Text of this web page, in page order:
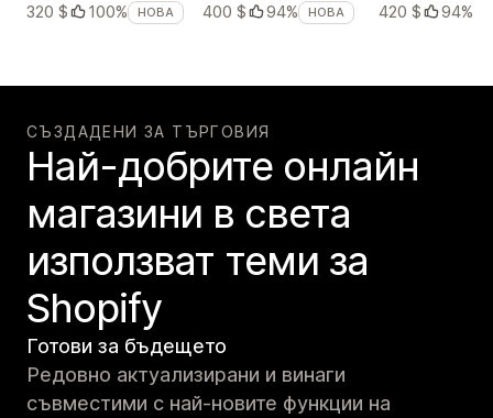
320 $
100% НОВА
400 $
94% НОВА
420 $
94%
СЪЗДАДЕНИ ЗА ТЪРГОВИЯ
Най-добрите онлайн
магазини в света
използват теми за
Shopify
Готови за бъдещето
Редовно актуализирани и винаги
съвместими с най-новите функции на